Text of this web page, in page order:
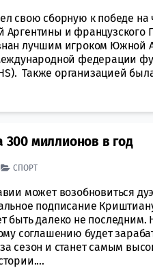
свою сборную к победе
Аргентины и французского
лучшим игроком Южной
федерации
Также организацией
миллионов в год
СПОРТ
может возобновиться
подписание
быть далеко не последним.
соглашению будет
сезон и станет самым